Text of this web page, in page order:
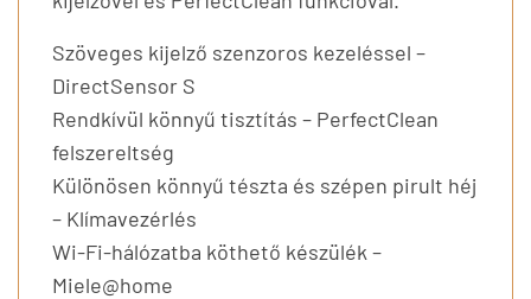
Szöveges kijelző szenzoros kezeléssel –
DirectSensor S
Rendkívül könnyű tisztítás – PerfectClean
felszereltség
Különösen könnyű tészta és szépen pirult héj
– Klímavezérlés
Wi-Fi-hálózatba köthető készülék –
Miele@home